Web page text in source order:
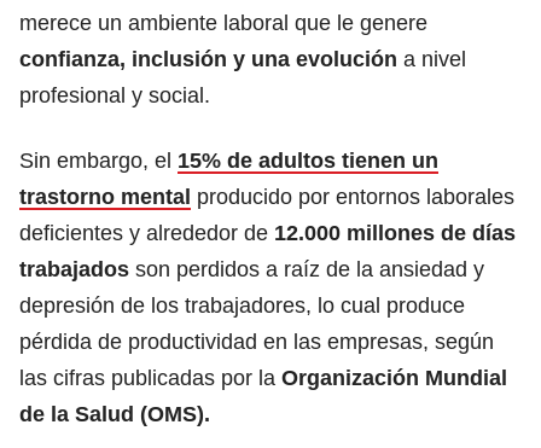
merece un ambiente laboral que le genere
confianza, inclusión y una evolución a nivel
profesional y social.
Sin embargo, el 15% de adultos tienen un
trastorno mental producido por entornos laborales
deficientes y alrededor de 12.000 millones de días
trabajados son perdidos a raíz de la ansiedad y
depresión de los trabajadores, lo cual produce
pérdida de productividad en las empresas, según
las cifras publicadas por la Organización Mundial
de la Salud (OMS).